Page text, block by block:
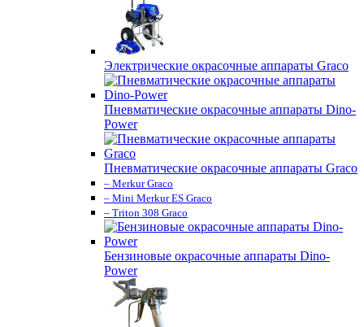
Электрические окрасочные аппараты Graco
Пневматические окрасочные аппараты Dino-
Power
Пневматические окрасочные аппараты Graco
– Merkur Graco
– Mini Merkur ES Graco
– Triton 308 Graco
Бензиновые окрасочные аппараты Dino-
Power